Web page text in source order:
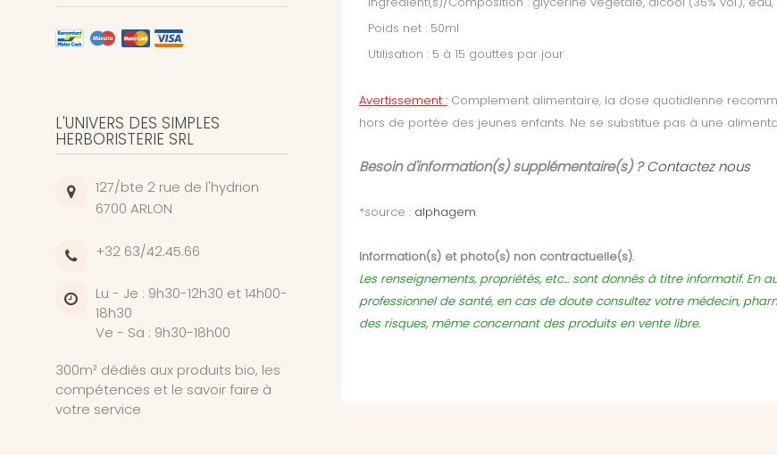
Poids net : 50ml
Utilisation : 5 à 15 gouttes par jour
Avertissement : Complement alimentaire, la dose quotidienne
hors de portée des jeunes enfants. Ne se substitue pas à une
Besoin d'information(s) supplémentaire(s) ?Contactez nous
*source : alphagem
Information(s) et photo(s) non contractuelle(s).
Les renseignements, propriétés, etc... sont donnés à titre informatif.
professionnel de santé, en cas de doute consultez votre médecin,
des risques, même concernant des produits en vente libre.
L'UNIVERS DES SIMPLES
HERBORISTERIE SRL
127/bte 2 rue de l'hydrion
6700 ARLON
+32 63/42.45.66
Lu - Je : 9h30-12h30 et 14h00-
18h30
Ve - Sa : 9h30-18h00
300m² dédiés aux produits bio, les
compétences et le savoir faire à
votre service